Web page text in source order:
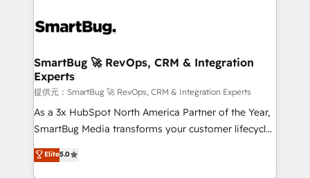
tune-ups, feature rollouts, adoption coaching. Buying
HubSpot, switching to it, or reviving a stale portal?
We are built for the work.
ィブ・エージェンシーです。事業部・グループ会社・部
を、CRMを軸とした全社共通基盤に再構築します。意
思決定者・PMO・現場担当者に並走します。 1️⃣
HubSpot導入・活用支援 顧客データの一元化から、
GTMの見える化・自動化まで。全Hub統合運用、デー
タ品質設計、グループ横断のCRM統合に対応します。
の一部をAIが自律実行する組織への移行を設計・実装。
SmartBug 🚀 RevOps, CRM & Integration
Experts
提供元：SmartBug 🚀 RevOps, CRM & Integration Experts
As a 3x HubSpot North America Partner of the Year,
SmartBug Media transforms your customer lifecycle
into a revenue engine. Our unified ecosystem
includes specialized divisions Globalia (AI &
Elite5.0